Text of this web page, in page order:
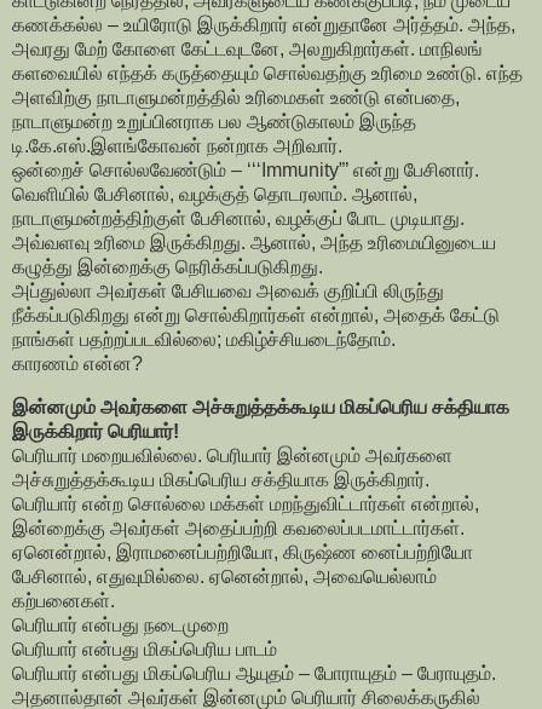
கணக்கல்ல – உயிரோடு இருக்கிறார் என்றுதானே அர்த்தம். அந்த,
அவரது மேற் கோளை கேட்டவுடனே, அலறுகிறார்கள். மாநிலங்
களவையில் எந்தக் கருத்தையும் சொல்வதற்கு உரிமை உண்டு. எந்த
அளவிற்கு நாடாளுமன்றத்தில் உரிமைகள் உண்டு என்பதை,
நாடாளுமன்ற உறுப்பினராக பல ஆண்டுகாலம் இருந்த
டி.கே.எஸ்.இளங்கோவன் நன்றாக அறிவார்.
ஒன்றைச் சொல்லவேண்டும் – ‘‘‘Immunity”’ என்று பேசினார்.
வெளியில் பேசினால், வழக்குத் தொடரலாம். ஆனால்,
நாடாளுமன்றத்திற்குள் பேசினால், வழக்குப் போட முடியாது.
அவ்வளவு உரிமை இருக்கிறது. ஆனால், அந்த உரிமையினுடைய
கழுத்து இன்றைக்கு நெரிக்கப்படுகிறது.
அப்துல்லா அவர்கள் பேசியவை அவைக் குறிப்பி லிருந்து
நீக்கப்படுகிறது என்று சொல்கிறார்கள் என்றால், அதைக் கேட்டு
நாங்கள் பதற்றப்படவில்லை; மகிழ்ச்சியடைந்தோம்.
காரணம் என்ன?
இன்னமும் அவர்களை அச்சுறுத்தக்கூடிய மிகப்பெரிய சக்தியாக
இருக்கிறார் பெரியார்!
பெரியார் மறையவில்லை. பெரியார் இன்னமும் அவர்களை
அச்சுறுத்தக்கூடிய மிகப்பெரிய சக்தியாக இருக்கிறார்.
பெரியார் என்ற சொல்லை மக்கள் மறந்துவிட்டார்கள் என்றால்,
இன்றைக்கு அவர்கள் அதைப்பற்றி கவலைப்படமாட்டார்கள்.
ஏனென்றால், இராமனைப்பற்றியோ, கிருஷ்ண னைப்பற்றியோ
பேசினால், எதுவுமில்லை. ஏனென்றால், அவையெல்லாம்
கற்பனைகள்.
பெரியார் என்பது நடைமுறை
பெரியார் என்பது மிகப்பெரிய பாடம்
பெரியார் என்பது மிகப்பெரிய ஆயுதம் – போராயுதம் – பேராயுதம்.
அதனால்தான் அவர்கள் இன்னமும் பெரியார் சிலைக்கருகில்